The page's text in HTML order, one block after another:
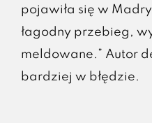
pojawiła się w
łagodny przebieg,
meldowane.” Autor
bardziej w błędzie.